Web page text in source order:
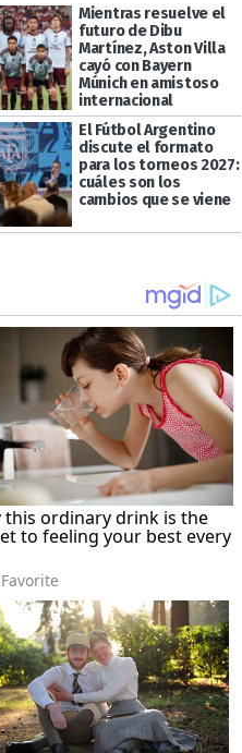
Mientras resuelve el
futuro de Dibu
Martínez, Aston Villa
cayó con Bayern
Múnich en amistoso
internacional
El Fútbol Argentino
discute el formato
para los torneos 2027:
cuáles son los
cambios que se viene